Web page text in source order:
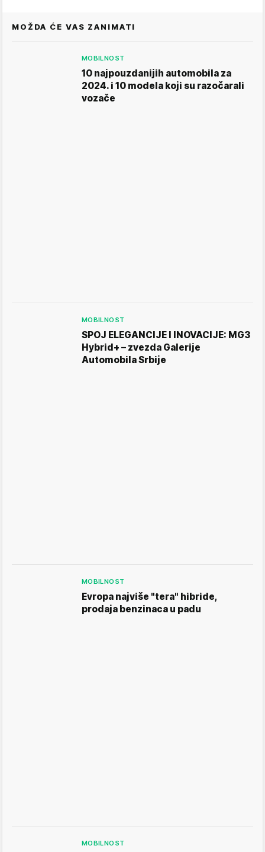
MOŽDA ĆE VAS ZANIMATI
MOBILNOST
10 najpouzdanijih automobila za
2024. i 10 modela koji su razočarali
vozače
MOBILNOST
SPOJ ELEGANCIJE I INOVACIJE: MG3
Hybrid+ – zvezda Galerije
Automobila Srbije
MOBILNOST
Evropa najviše "tera" hibride,
prodaja benzinaca u padu
MOBILNOST